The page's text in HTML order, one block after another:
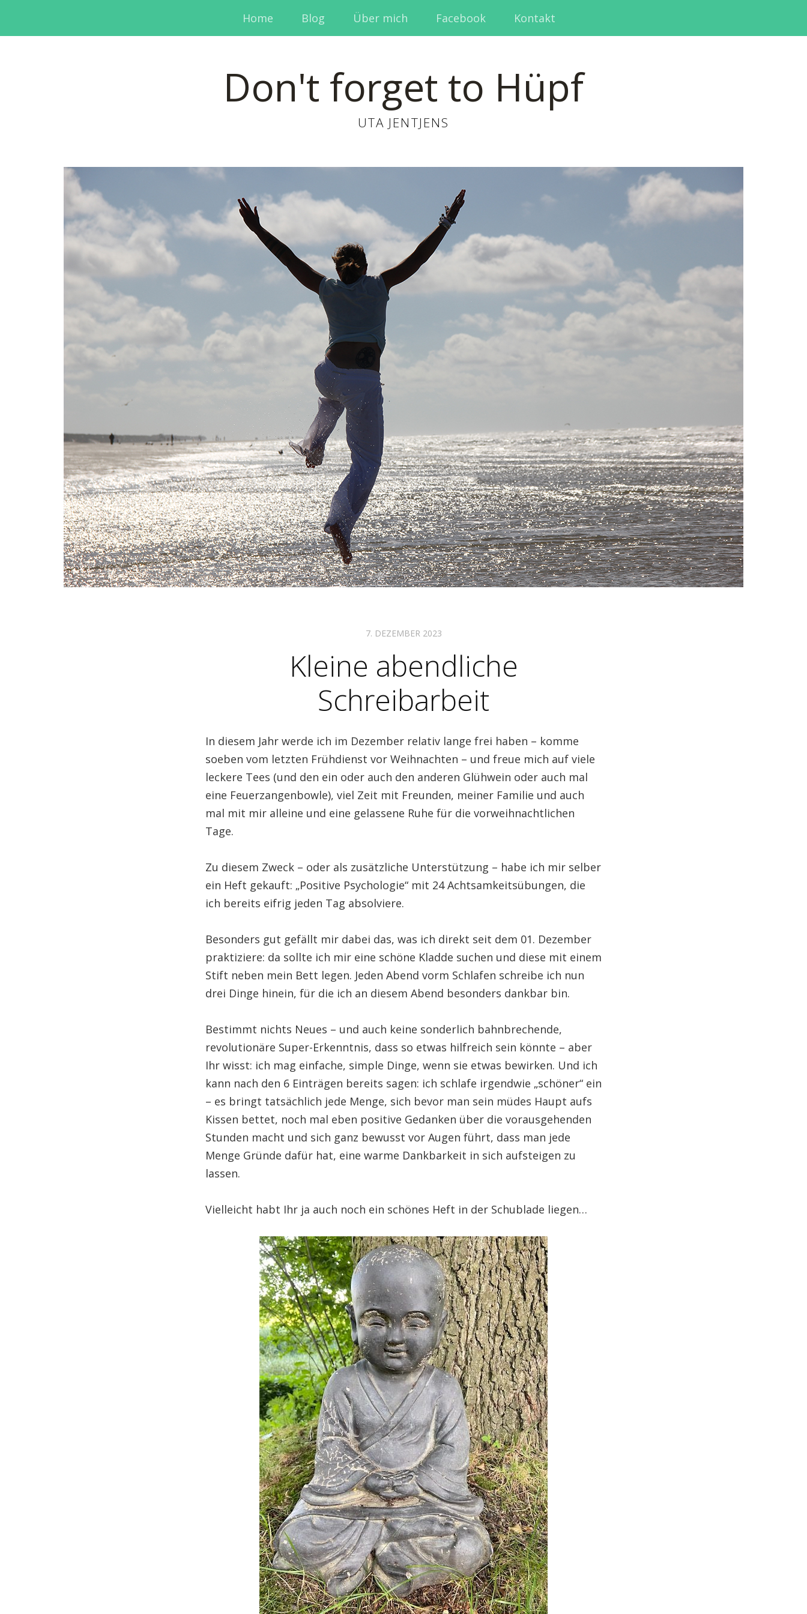
Home Blog Über mich Facebook Kontakt
Don't forget to Hüpf
UTA JENTJENS
7. DEZEMBER 2023
Kleine abendliche
Schreibarbeit
In diesem Jahr werde ich im Dezember relativ lange frei haben – komme
soeben vom letzten Frühdienst vor Weihnachten – und freue mich auf viele
leckere Tees (und den ein oder auch den anderen Glühwein oder auch mal
eine Feuerzangenbowle), viel Zeit mit Freunden, meiner Familie und auch
mal mit mir alleine und eine gelassene Ruhe für die vorweihnachtlichen
Tage.
Zu diesem Zweck – oder als zusätzliche Unterstützung – habe ich mir selber
ein Heft gekauft: „Positive Psychologie“ mit 24 Achtsamkeitsübungen, die
ich bereits eifrig jeden Tag absolviere.
Besonders gut gefällt mir dabei das, was ich direkt seit dem 01. Dezember
praktiziere: da sollte ich mir eine schöne Kladde suchen und diese mit einem
Stift neben mein Bett legen. Jeden Abend vorm Schlafen schreibe ich nun
drei Dinge hinein, für die ich an diesem Abend besonders dankbar bin.
Bestimmt nichts Neues – und auch keine sonderlich bahnbrechende,
revolutionäre Super-Erkenntnis, dass so etwas hilfreich sein könnte – aber
Ihr wisst: ich mag einfache, simple Dinge, wenn sie etwas bewirken. Und ich
kann nach den 6 Einträgen bereits sagen: ich schlafe irgendwie „schöner“ ein
– es bringt tatsächlich jede Menge, sich bevor man sein müdes Haupt aufs
Kissen bettet, noch mal eben positive Gedanken über die vorausgehenden
Stunden macht und sich ganz bewusst vor Augen führt, dass man jede
Menge Gründe dafür hat, eine warme Dankbarkeit in sich aufsteigen zu
lassen.
Vielleicht habt Ihr ja auch noch ein schönes Heft in der Schublade liegen…